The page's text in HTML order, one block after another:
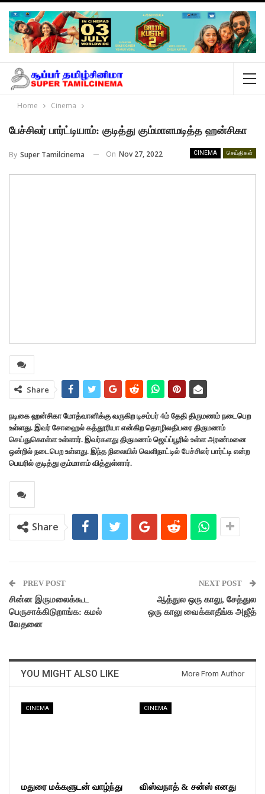
Home Cinema
பேச்சிலர் பார்ட்டியாம்: குடித்து கும்மாளமடித்த ஹன்சிகா
CINEMA செய்திகள்
By Super Tamilcinema On Nov 27, 2022
Share
நடிகை ஹன்சிகா மோத்வானிக்கு வருகிற டிசம்பர் 4ம் தேதி திருமணம் நடைபெற
உள்ளது. இவர் சோஹைல் கத்தூரியா என்கிற தொழிலதிபரை திருமணம்
செய்துகொள்ள உள்ளார். இவர்களது திருமணம் ஜெய்ப்பூரில் உள்ள அரண்மனை
ஒன்றில் நடைபெற உள்ளது. இந்த நிலையில் வெளிநாட்டில் பேச்சிலர் பார்ட்டி என்ற
பெயரில் குடித்து கும்மாளம் வித்துள்ளார்.
Share
PREV POST
சின்ன இருமலைக்கூட
பெருசாக்கிடுறாங்க: கமல்
வேதனை
NEXT POST
ஆத்துல ஒரு காலு, சேத்துல
ஒரு காலு வைக்காதீங்க அஜீத்
YOU MIGHT ALSO LIKE More From Author
CINEMA
மதுரை மக்களுடன் வாழ்ந்து
CINEMA
விஸ்வநாத் & சன்ஸ் எனது